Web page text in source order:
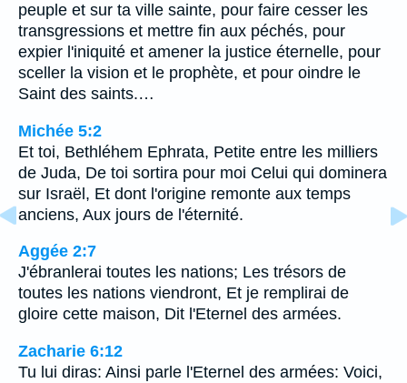
peuple et sur ta ville sainte, pour faire cesser les
transgressions et mettre fin aux péchés, pour
expier l'iniquité et amener la justice éternelle, pour
sceller la vision et le prophète, et pour oindre le
Saint des saints.…
Michée 5:2
Et toi, Bethléhem Ephrata, Petite entre les milliers
de Juda, De toi sortira pour moi Celui qui dominera
sur Israël, Et dont l'origine remonte aux temps
anciens, Aux jours de l'éternité.
Aggée 2:7
J'ébranlerai toutes les nations; Les trésors de
toutes les nations viendront, Et je remplirai de
gloire cette maison, Dit l'Eternel des armées.
Zacharie 6:12
Tu lui diras: Ainsi parle l'Eternel des armées: Voici,